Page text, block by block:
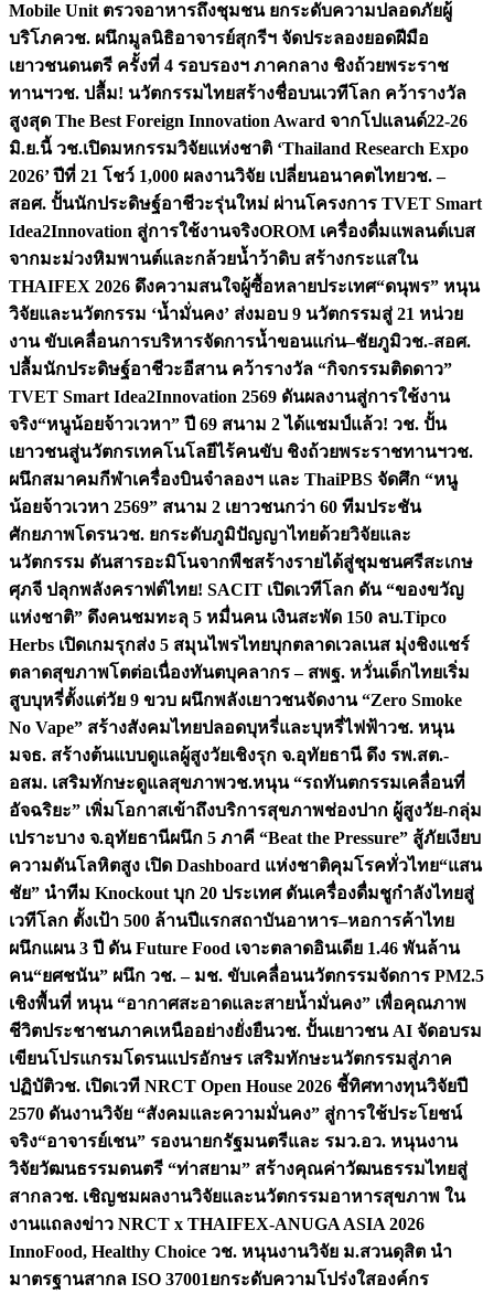
Mobile Unit ตรวจอาหารถึงชุมชน ยกระดับความปลอดภัยผู้
บริโภควช. ผนึกมูลนิธิอาจารย์สุกรีฯ จัดประลองยอดฝีมือ
เยาวชนดนตรี ครั้งที่ 4 รอบรองฯ ภาคกลาง ชิงถ้วยพระราช
ทานฯวช. ปลื้ม! นวัตกรรมไทยสร้างชื่อบนเวทีโลก คว้ารางวัล
สูงสุด The Best Foreign Innovation Award จากโปแลนด์22-26
มิ.ย.นี้ วช.เปิดมหกรรมวิจัยแห่งชาติ ‘Thailand Research Expo
2026’ ปีที่ 21 โชว์ 1,000 ผลงานวิจัย เปลี่ยนอนาคตไทยวช. –
สอศ. ปั้นนักประดิษฐ์อาชีวะรุ่นใหม่ ผ่านโครงการ TVET Smart
Idea2Innovation สู่การใช้งานจริงOROM เครื่องดื่มแพลนต์เบส
จากมะม่วงหิมพานต์และกล้วยน้ำว้าดิบ สร้างกระแสใน
THAIFEX 2026 ดึงความสนใจผู้ซื้อหลายประเทศ“ดนุพร” หนุน
วิจัยและนวัตกรรม ‘น้ำมั่นคง’ ส่งมอบ 9 นวัตกรรมสู่ 21 หน่วย
งาน ขับเคลื่อนการบริหารจัดการน้ำขอนแก่น–ชัยภูมิวช.-สอศ.
ปลื้มนักประดิษฐ์อาชีวะอีสาน คว้ารางวัล “กิจกรรมติดดาว”
TVET Smart Idea2Innovation 2569 ดันผลงานสู่การใช้งาน
จริง“หนูน้อยจ้าวเวหา” ปี 69 สนาม 2 ได้แชมป์แล้ว! วช. ปั้น
เยาวชนสู่นวัตกรเทคโนโลยีไร้คนขับ ชิงถ้วยพระราชทานฯวช.
ผนึกสมาคมกีฬาเครื่องบินจำลองฯ และ ThaiPBS จัดศึก “หนู
น้อยจ้าวเวหา 2569” สนาม 2 เยาวชนกว่า 60 ทีมประชัน
ศักยภาพโดรนวช. ยกระดับภูมิปัญญาไทยด้วยวิจัยและ
นวัตกรรม ดันสารอะมิโนจากพืชสร้างรายได้สู่ชุมชนศรีสะเกษ
ศุภจี ปลุกพลังคราฟต์ไทย! SACIT เปิดเวทีโลก ดัน “ของขวัญ
แห่งชาติ” ดึงคนชมทะลุ 5 หมื่นคน เงินสะพัด 150 ลบ.Tipco
Herbs เปิดเกมรุกส่ง 5 สมุนไพรไทยบุกตลาดเวลเนส มุ่งชิงแชร์
ตลาดสุขภาพโตต่อเนื่องทันตบุคลากร – สพฐ. หวั่นเด็กไทยเริ่ม
สูบบุหรี่ตั้งแต่วัย 9 ขวบ ผนึกพลังเยาวชนจัดงาน “Zero Smoke
No Vape” สร้างสังคมไทยปลอดบุหรี่และบุหรี่ไฟฟ้าวช. หนุน
มจธ. สร้างต้นแบบดูแลผู้สูงวัยเชิงรุก จ.อุทัยธานี ดึง รพ.สต.-
อสม. เสริมทักษะดูแลสุขภาพวช.หนุน “รถทันตกรรมเคลื่อนที่
อัจฉริยะ” เพิ่มโอกาสเข้าถึงบริการสุขภาพช่องปาก ผู้สูงวัย-กลุ่ม
เปราะบาง จ.อุทัยธานีผนึก 5 ภาคี “Beat the Pressure” สู้ภัยเงียบ
ความดันโลหิตสูง เปิด Dashboard แห่งชาติคุมโรคทั่วไทย“แสน
ชัย” นำทีม Knockout บุก 20 ประเทศ ดันเครื่องดื่มชูกำลังไทยสู่
เวทีโลก ตั้งเป้า 500 ล้านปีแรกสถาบันอาหาร–หอการค้าไทย
ผนึกแผน 3 ปี ดัน Future Food เจาะตลาดอินเดีย 1.46 พันล้าน
คน“ยศชนัน” ผนึก วช. – มช. ขับเคลื่อนนวัตกรรมจัดการ PM2.5
เชิงพื้นที่ หนุน “อากาศสะอาดและสายน้ำมั่นคง” เพื่อคุณภาพ
ชีวิตประชาชนภาคเหนืออย่างยั่งยืนวช. ปั้นเยาวชน AI จัดอบรม
เขียนโปรแกรมโดรนแปรอักษร เสริมทักษะนวัตกรรมสู่ภาค
ปฏิบัติวช. เปิดเวที NRCT Open House 2026 ชี้ทิศทางทุนวิจัยปี
2570 ดันงานวิจัย “สังคมและความมั่นคง” สู่การใช้ประโยชน์
จริง“อาจารย์เชน” รองนายกรัฐมนตรีและ รมว.อว. หนุนงาน
วิจัยวัฒนธรรมดนตรี “ท่าสยาม” สร้างคุณค่าวัฒนธรรมไทยสู่
สากลวช. เชิญชมผลงานวิจัยและนวัตกรรมอาหารสุขภาพ ใน
งานแถลงข่าว NRCT x THAIFEX-ANUGA ASIA 2026
InnoFood, Healthy Choice วช. หนุนงานวิจัย ม.สวนดุสิต นำ
มาตรฐานสากล ISO 37001ยกระดับความโปร่งใสองค์กร